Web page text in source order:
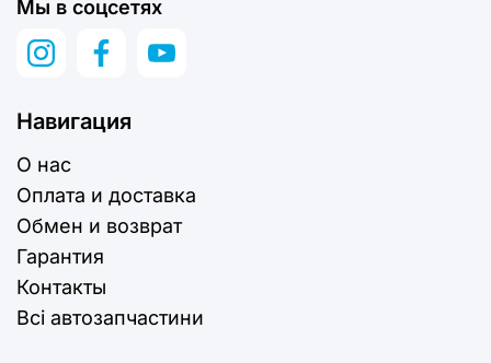
Мы в соцсетях
Навигация
О нас
Оплата и доставка
Обмен и возврат
Гарантия
Контакты
Всі автозапчастини